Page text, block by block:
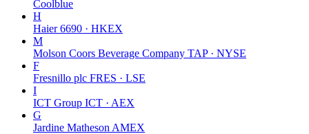
Coolblue
H
Haier 6690 · HKEX
M
Molson Coors Beverage Company TAP · NYSE
F
Fresnillo plc FRES · LSE
I
ICT Group ICT · AEX
G
Jardine Matheson AMEX